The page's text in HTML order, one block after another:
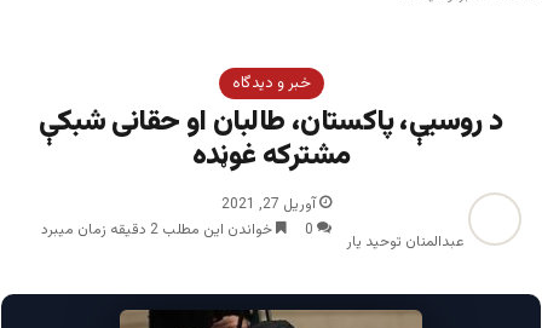
خبر و دیدگاه
د روسیې، پاکستان، طالبان او حقانی شبکې
مشترکه غوڼده
عبدالمنان توحید یار
آوریل 27, 2021
0
خواندن این مطلب 2 دقیقه زمان میبرد